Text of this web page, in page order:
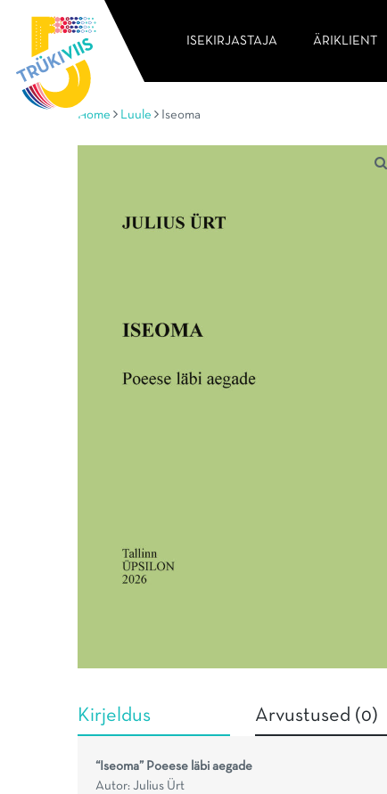
ISEKIRJASTAJA ÄRIKLIENT
Home Luule Iseoma
Kirjeldus Arvustused (0)
“Iseoma” Poeese läbi aegade
Autor: Julius Ürt